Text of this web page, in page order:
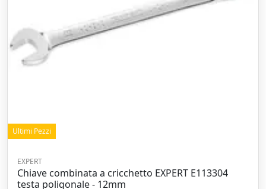
Ultimi Pezzi
EXPERT
Chiave combinata a cricchetto EXPERT E113304
testa poligonale - 12mm